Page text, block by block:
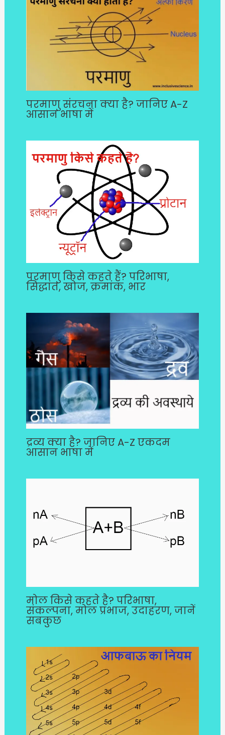
परमाणु संरचना क्या है? जानिए A-Z
आसान भाषा में
परमाणु किसे कहते हैं? परिभाषा,
सिद्धांत, खोज, क्रमांक, भार
द्रव्य क्या है? जानिए A-Z एकदम
आसान भाषा में
मोल किसे कहते है? परिभाषा,
संकल्पना, मोल प्रभाज, उदाहरण, जानें
सबकुछ